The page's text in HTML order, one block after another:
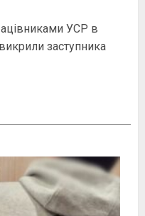
УСР в
заступника